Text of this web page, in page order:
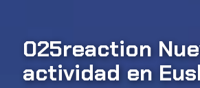
025reaction
actividad en